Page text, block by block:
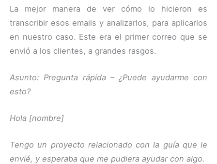
La mejor manera de ver cómo lo hicieron es
transcribir esos emails y analizarlos, para aplicarlos
en nuestro caso. Este era el primer correo que se
envió a los clientes, a grandes rasgos.
Asunto: Pregunta rápida – ¿Puede ayudarme con
esto?
Hola [nombre]
Tengo un proyecto relacionado con la guía que le
envié, y esperaba que me pudiera ayudar con algo.